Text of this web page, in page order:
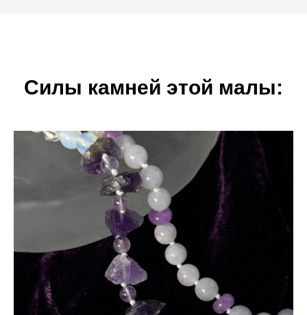
Силы камней этой малы: